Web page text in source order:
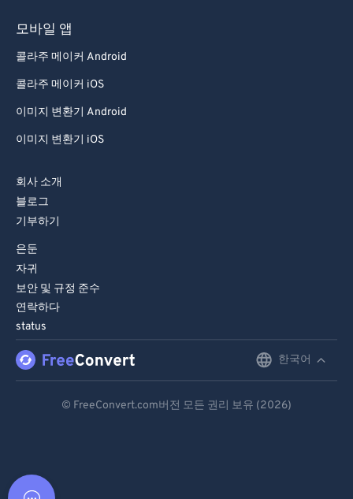
모바일 앱
콜라주 메이커 Android
콜라주 메이커 iOS
이미지 변환기 Android
이미지 변환기 iOS
회사 소개
블로그
기부하기
은둔
자귀
보안 및 규정 준수
연락하다
status
한국어
© FreeConvert.com버전 모든 권리 보유 (2026)